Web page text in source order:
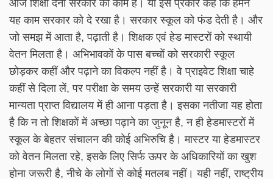
आज शिक्षा देना सरकार का काम है। या इस प्रकार कहें कि हमने
यह काम सरकार को दे रखा है। सरकार स्कूल को फंड देती है। और
जो समझ में आता है, पढ़ाती है। शिक्षक एवं हेड मास्टरों को स्थायी
वेतन मिलता है। अभिभावकों के पास बच्चों को सरकारी स्कूल
छोड़कर कहीं और पढ़ाने का विकल्प नहीं है। वे प्राइवेट शिक्षा चाहे
कहीं से दिला लें, पर परीक्षा के समय उन्हें सरकारी या सरकारी
मान्यता प्राप्त विद्यालय में ही आना पड़ता है। इसका नतीजा यह होता
है कि न तो शिक्षकों में अच्छा पढ़ाने का जुनून है, न ही हेडमास्टरों में
स्कूल के बेहतर संचालन की कोई अभिरुचि है। मास्टर या हेडमास्टर
को वेतन मिलता रहे, इसके लिए सिर्फ ऊपर के अधिकारियों का खुश
होना जरूरी है, नीचे के लोगों से कोई मतलब नहीं। यही नहीं, राष्ट्रीय